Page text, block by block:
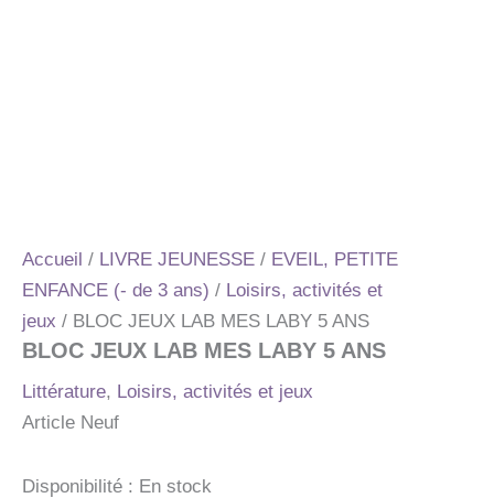
Accueil / LIVRE JEUNESSE / EVEIL, PETITE
ENFANCE (- de 3 ans) / Loisirs, activités et
jeux / BLOC JEUX LAB MES LABY 5 ANS
BLOC JEUX LAB MES LABY 5 ANS
Littérature, Loisirs, activités et jeux
Article Neuf
Disponibilité : En stock